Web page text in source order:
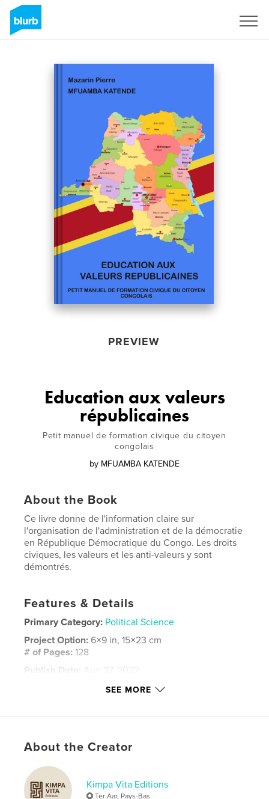
PREVIEW
Education aux valeurs
républicaines
Petit manuel de formation civique du citoyen
congolais
by MFUAMBA KATENDE
About the Book
Ce livre donne de l'information claire sur
l'organisation de l'administration et de la démocratie
en République Démocratique du Congo. Les droits
civiques, les valeurs et les anti-valeurs y sont
démontrés.
Features & Details
Primary Category: Political Science
Project Option: 6×9 in, 15×23 cm
# of Pages:128
Publish Date:
Aug 27, 2022
Congo , RDC
SEE MORE
About the Creator
Kimpa Vita Editions
Ter Aar, Pays-Bas